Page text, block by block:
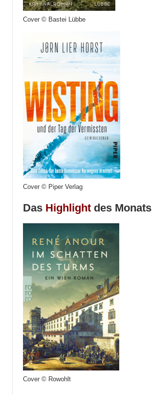
Cover © Bastei Lübbe
Cover © Piper Verlag
Das Highlightdes Monats
Cover © Rowohlt